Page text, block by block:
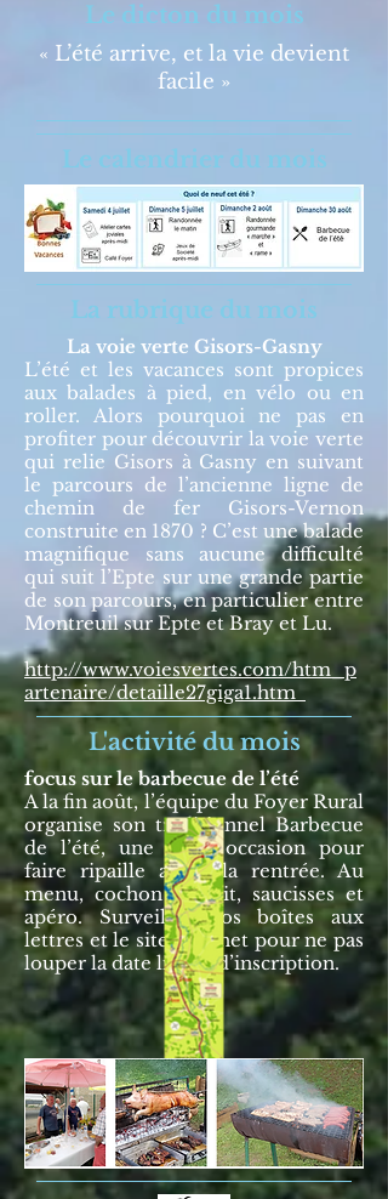
Le dicton du mois
« L’été arrive, et la vie devient
facile »
Le calendrier du mois
La rubrique du mois
La voie verte Gisors-Gasny
L’été et les vacances sont propices
aux balades à pied, en vélo ou en
roller. Alors pourquoi ne pas en
profiter pour découvrir la voie verte
qui relie Gisors à Gasny en suivant
le parcours de l’ancienne ligne de
chemin de fer Gisors-Vernon
construite en 1870 ? C’est une balade
magnifique sans aucune difficulté
qui suit l’Epte sur une grande partie
de son parcours, en particulier entre
Montreuil sur Epte et Bray et Lu.
http://www.voiesvertes.com/htm_p
artenaire/detaille27giga1.htm
L'activité du mois
focus sur le barbecue de l’été
A la fin août, l’équipe du Foyer Rural
organise son traditionnel Barbecue
de l’été, une belle occasion pour
faire ripaille avant la rentrée. Au
menu, cochon de lait, saucisses et
apéro. Surveillez vos boîtes aux
lettres et le site internet pour ne pas
louper la date limite d’inscription. ​